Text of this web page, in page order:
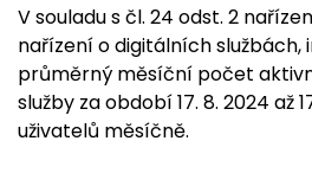
V souladu s čl. 24 odst. 2
nařízení o digitálních službách,
průměrný měsíční počet
služby za období 17. 8. 2024 až
uživatelů měsíčně.